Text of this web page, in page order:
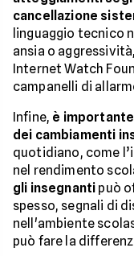
cancellazione
linguaggio tecnico
ansia o
Internet Watch
campanelli di
Infine, è
dei cambiamenti
quotidiano, come
nel rendimento
gli insegnanti può
spesso, segnali di
nell'ambiente
può fare la